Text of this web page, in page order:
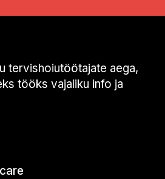
tervishoiutöötajate aega,
tööks vajaliku info ja